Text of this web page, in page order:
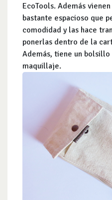
EcoTools. Además
bastante espacioso que
comodidad y las hace
ponerlas dentro de la
Además, tiene un
maquillaje.